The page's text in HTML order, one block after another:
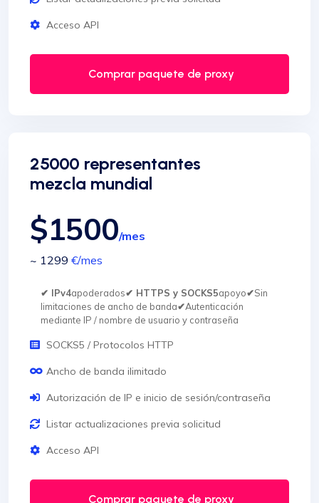
Acceso API
Comprar paquete de proxy
25000 representantes
mezcla mundial
$1500/mes
~ 1299 €/mes
✔ IPv4apoderados✔ HTTPS y SOCKS5apoyo✔Sin
limitaciones de ancho de banda✔Autenticación
mediante IP / nombre de usuario y contraseña
SOCKS5 / Protocolos HTTP
Ancho de banda ilimitado
Autorización de IP e inicio de sesión/contraseña
Listar actualizaciones previa solicitud
Acceso API
Comprar paquete de proxy